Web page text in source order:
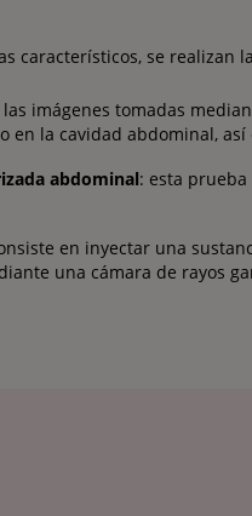
característicos, se realizan
las imágenes tomadas
en la cavidad abdominal,
abdominal: esta
en inyectar una
una cámara de rayos